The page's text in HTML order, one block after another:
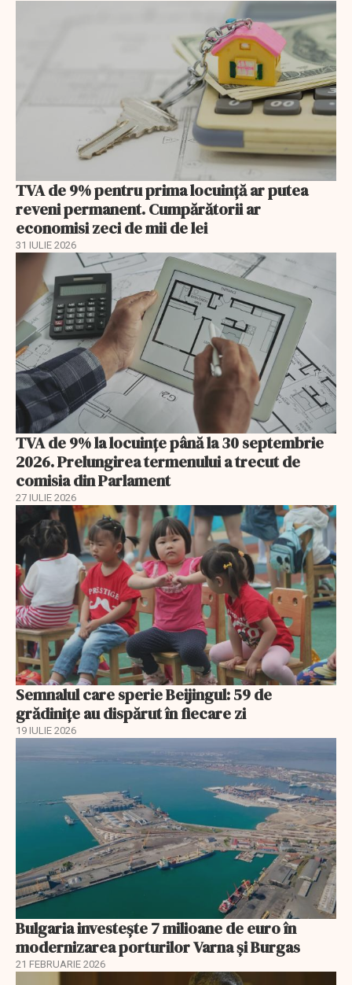
TVA de 9% pentru prima locuință ar putea
reveni permanent. Cumpărătorii ar
economisi zeci de mii de lei
31 IULIE 2026
TVA de 9% la locuințe până la 30 septembrie
2026. Prelungirea termenului a trecut de
comisia din Parlament
27 IULIE 2026
Semnalul care sperie Beijingul: 59 de
grădinițe au dispărut în fiecare zi
19 IULIE 2026
Bulgaria investește 7 milioane de euro în
modernizarea porturilor Varna și Burgas
21 FEBRUARIE 2026